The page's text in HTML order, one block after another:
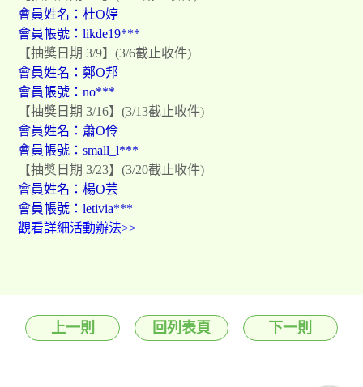
會員姓名：杜O婷
會員帳號：likde19***
【抽獎日期 3/9】(3/6截止收件)
會員姓名：鄭O邦
會員帳號：no***
【抽獎日期 3/16】(3/13截止收件)
會員姓名：蕭O伶
會員帳號：small_l***
【抽獎日期 3/23】(3/20截止收件)
會員姓名：楊O芸
會員帳號：letivia***
觀看詳細活動辦法>>
上一則 回列表頁 下一則